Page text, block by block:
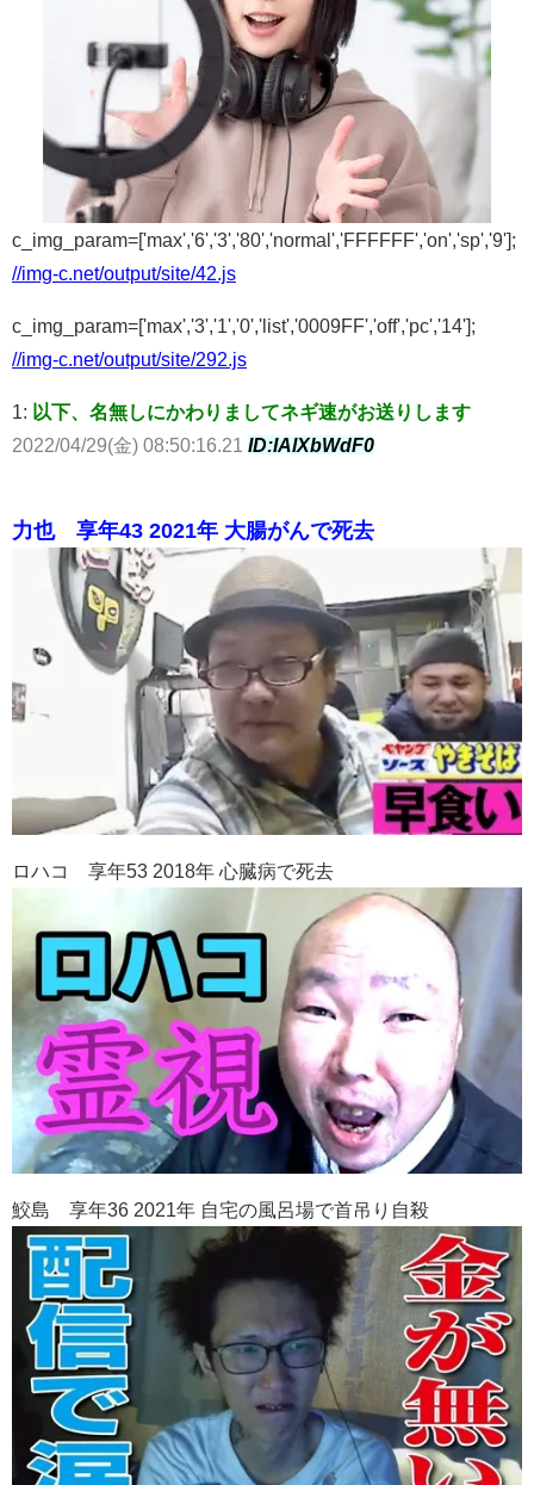
c_img_param=['max','6','3','80','normal','FFFFFF','on','sp','9'];
//img-c.net/output/site/42.js
c_img_param=['max','3','1','0','list','0009FF','off','pc','14'];
//img-c.net/output/site/292.js
1: 以下、名無しにかわりましてネギ速がお送りします
2022/04/29(金) 08:50:16.21 ID:IAlXbWdF0
力也 享年43 2021年 大腸がんで死去
ロハコ 享年53 2018年 心臓病で死去
鮫島 享年36 2021年 自宅の風呂場で首吊り自殺